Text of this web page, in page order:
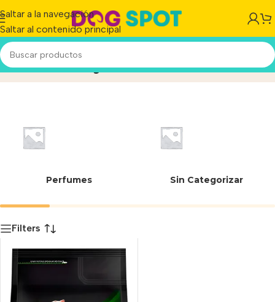
Saltar a la navegación
Saltar al contenido principal
Harina de yucaInicio/Producto
Perfumes Sin Categorizar
Filters